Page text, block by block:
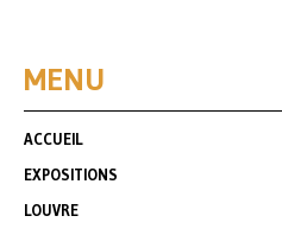
MENU
ACCUEIL
EXPOSITIONS
LOUVRE